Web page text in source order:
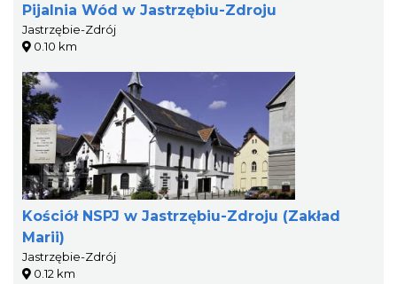
Pijalnia Wód w Jastrzębiu-Zdroju
Jastrzębie-Zdrój
0.10 km
Kościół NSPJ w Jastrzębiu-Zdroju (Zakład
Marii)
Jastrzębie-Zdrój
0.12 km